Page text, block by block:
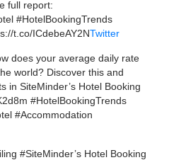
full report:
#HotelBookingTrends
t.co/ICdebeAY2NTwitter
does your average daily rate
world? Discover this and
in SiteMinder’s Hotel Booking
#HotelBookingTrends
#Accommodation
#SiteMinder’s Hotel Booking